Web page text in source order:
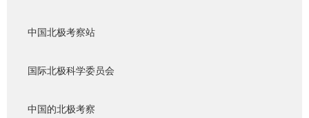
中国北极考察站
国际北极科学委员会
中国的北极考察